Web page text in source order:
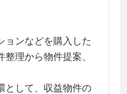
ョンなどを購入した
理から物件提案、
として、収益物件の